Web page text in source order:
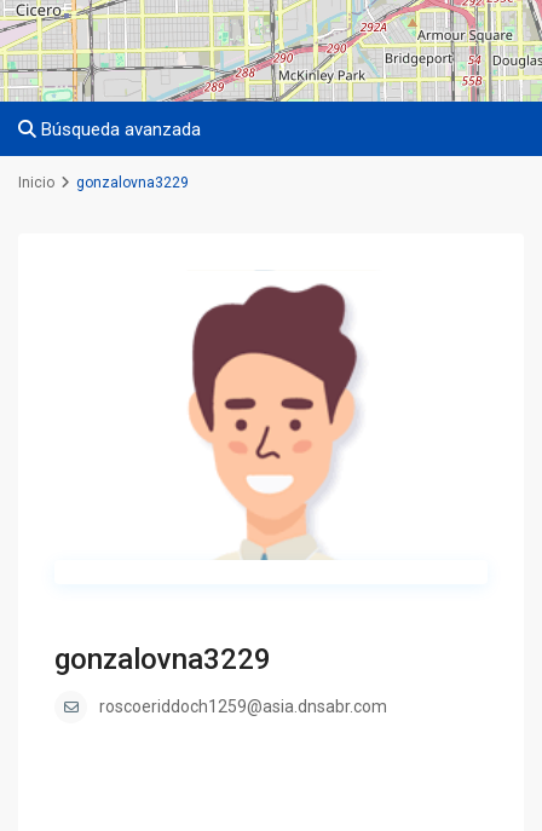
Búsqueda avanzada
Inicio gonzalovna3229
gonzalovna3229
roscoeriddoch1259@asia.dnsabr.com